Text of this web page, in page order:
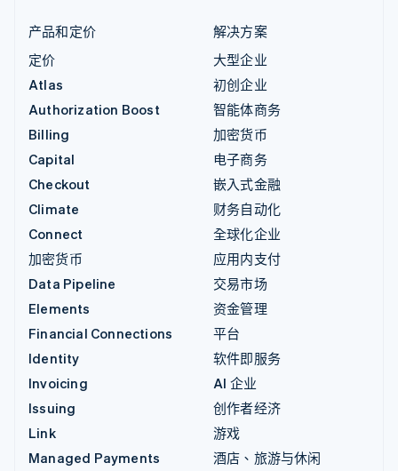
产品和定价
定价
Atlas
Authorization Boost
Billing
Capital
Checkout
Climate
Connect
加密货币
Data Pipeline
Elements
Financial Connections
Identity
Invoicing
Issuing
Link
Managed Payments
解决方案
大型企业
初创企业
智能体商务
加密货币
电子商务
嵌入式金融
财务自动化
全球化企业
应用内支付
交易市场
资金管理
平台
软件即服务
AI 企业
创作者经济
游戏
酒店、旅游与休闲